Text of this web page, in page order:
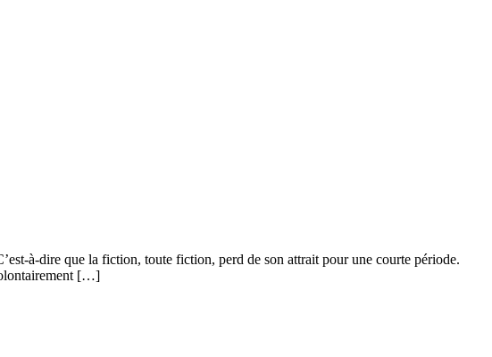
à-dire que la fiction, toute fiction, perd de son attrait pour une courte période.
[…]